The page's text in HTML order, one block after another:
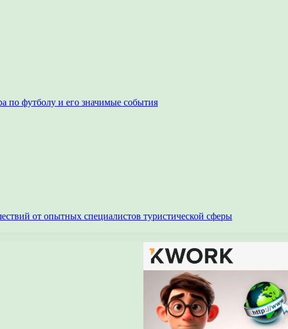
по футболу и его значимые события
от опытных специалистов туристической сферы